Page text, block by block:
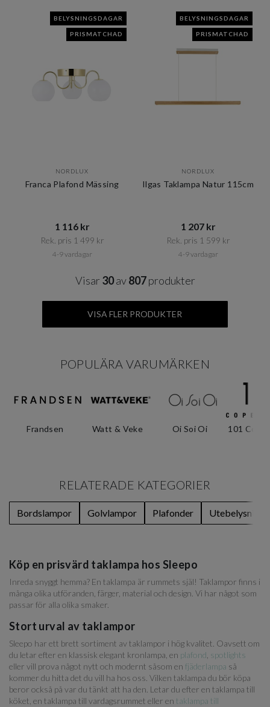
BELYSNINGSDAGAR
PRISMATCHAD
NORDLUX
Franca Plafond Mässing
1 116 kr​​
Rek. pris 1 499 kr​​
4-9 vardagar
BELYSNINGSDAGAR
PRISMATCHAD
NORDLUX
Ilgas Taklampa Natur 115cm
1 207 kr​​
Rek. pris 1 599 kr​​
4-9 vardagar
Visar 30av807produkter
VISA FLER PRODUKTER
POPULÄRA VARUMÄRKEN
Frandsen Watt & Veke Oi Soi Oi 101
RELATERADE KATEGORIER
Bordslampor Golvlampor Plafonder Utebelysning
Köp en prisvärd taklampa hos Sleepo
Inreda snyggt hemma? En taklampa är rummets själ! Taklampor finns i
många olika utföranden, färger, material och design. Vi har något som
passar för alla olika smaker.
Stort urval av taklampor
Sleepo har ett brett sortiment av taklampor i hög kvalitet. Oavsett om
du letar efter en klassisk elegant kronlampa, en plafond spotlights
eller vill prova något nytt och modernt såsom en fjäderlampa så
kommer du hitta det du vill ha hos oss. Vilken taklampa du bör köpa
beror också på var du tänkt att ha den. Letar du efter en taklampa till
köket, en taklampa till vardagsrummet eller en taklampa till